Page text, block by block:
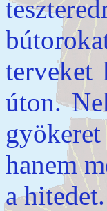
terveket
úton.
hanem
a hitedet.